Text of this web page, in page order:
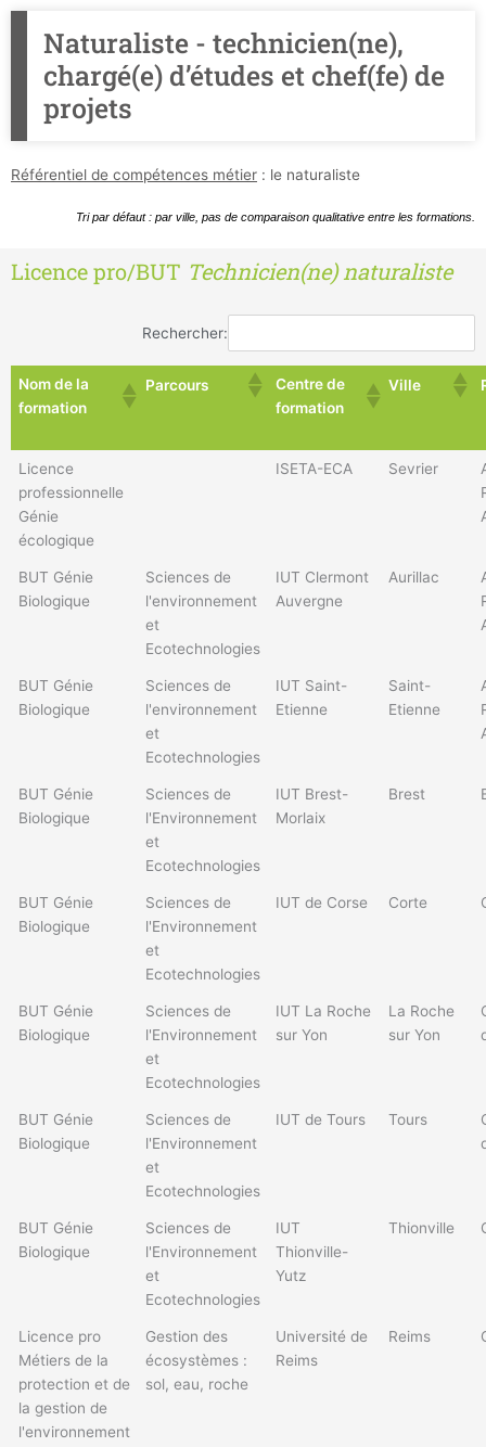
Naturaliste - technicien(ne),
chargé(e) d’études et chef(fe) de
projets
Référentiel de compétences métier : le naturaliste
Tri par défaut : par ville, pas de comparaison qualitative entre les formations.
Licence pro/BUT Technicien(ne) naturaliste
Rechercher:
Nom de la
formation
Parcours
Centre de
formation
Ville
Licence
professionnelle
Génie
écologique
ISETA-ECA Sevrier
BUT Génie
Biologique
Sciences de
l'environnement
et
Ecotechnologies
IUT Clermont
Auvergne
Aurillac
BUT Génie
Biologique
Sciences de
l'environnement
et
Ecotechnologies
IUT Saint-
Etienne
Saint-
Etienne
BUT Génie
Biologique
Sciences de
l'Environnement
et
Ecotechnologies
IUT Brest-
Morlaix
Brest
BUT Génie
Biologique
Sciences de
l'Environnement
et
Ecotechnologies
IUT de Corse Corte
BUT Génie
Biologique
Sciences de
l'Environnement
et
Ecotechnologies
IUT La Roche
sur Yon
La Roche
sur Yon
BUT Génie
Biologique
Sciences de
l'Environnement
et
Ecotechnologies
IUT de Tours Tours
BUT Génie
Biologique
Sciences de
l'Environnement
et
Ecotechnologies
IUT
Thionville-
Yutz
Thionville
Licence pro
Métiers de la
protection et de
la gestion de
l'environnement
Gestion des
écosystèmes :
sol, eau, roche
Université de
Reims
Reims